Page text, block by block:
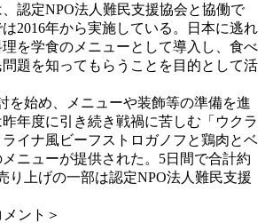
認定NPO法人難民支援協会と協働で
2016年から実施している。日本に逃れ
を学食のメニューとして導入し、食べ
題を知ってもらうことを目的として活
を始め、メニューや装飾等の準備を進
年度に引き続き戦禍に苦しむ「ウクラ
イナ風ビーフストロガノフと鶏肉とベ
ニューが提供された。5日間で合計約
り上げの一部は認定NPO法人難民支援
ント＞